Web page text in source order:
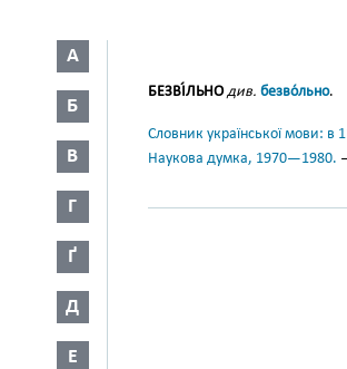
А
Б
В
Г
Ґ
Д
Е
БЕЗВІ́ЛЬНО див. безво́льно.
Словник української мови: в
Наукова думка, 1970—1980.